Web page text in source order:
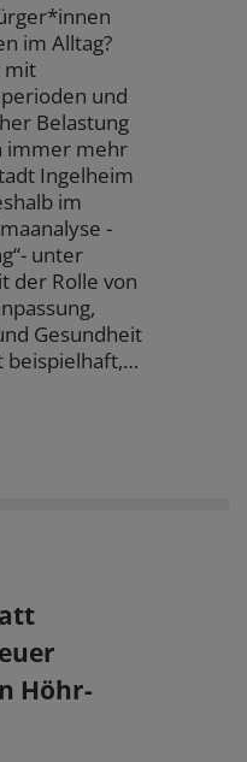
im Alltag?
mit
und
Belastung
immer mehr
Ingelheim
im
-
unter
der Rolle von
Gesundheit
beispielhaft,…
Höhr-